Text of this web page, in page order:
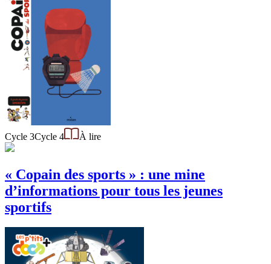
Cycle 3Cycle 4 À lire
« Copain des sports » : une mine
d’informations pour tous les jeunes
sportifs